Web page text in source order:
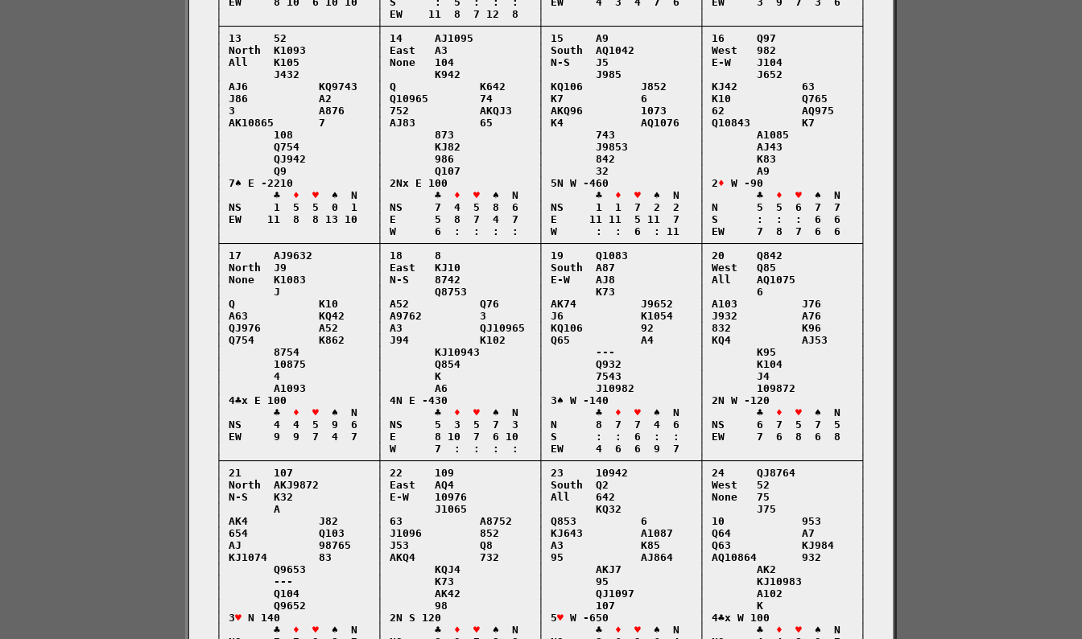
    │                        │ EW    11  8  7 12  8   │                        │                        │
    ├────────────────────────┼────────────────────────┼────────────────────────┼────────────────────────┤
    │ 13     52              │ 14     AJ1095          │ 15     A9              │ 16     Q97             │
    │ North  K1093           │ East   A3              │ South  AQ1042          │ West   982             │
    │ All    K105            │ None   104             │ N-S    J5              │ E-W    J104            │
    │        J432            │        K942            │        J985            │        J652            │
    │ AJ6           KQ9743   │ Q             K642     │ KQ106         J852     │ KJ42          63       │
    │ J86           A2       │ Q10965        74       │ K7            6        │ K10           Q765     │
    │ 3             A876     │ 752           AKQJ3    │ AKQ96         1073     │ 62            AQ975    │
    │ AK10865       7        │ AJ83          65       │ K4            AQ1076   │ Q10843        K7       │
    │        108             │        873             │        743             │        A1085           │
    │        Q754            │        KJ82            │        J9853           │        AJ43            │
    │        QJ942           │        986             │        842             │        K83             │
    │        Q9              │        Q107            │        32              │        A9              │
    │ 7♠ E -2210             │ 2Nx E 100              │ 5N W -460              │ 2
♦ W -90               │
    │        ♣
♦  ♥
  ♠  N   │        ♣
♦  ♥
  ♠  N   │        ♣
♦  ♥
  ♠  N   │        ♣
♦  ♥
  ♠  N   │
    │ NS     1  5  5  0  1   │ NS     7  4  5  8  6   │ NS     1  1  7  2  2   │ N      5  5  6  7  7   │
    │ EW    11  8  8 13 10   │ E      5  8  7  4  7   │ E     11 11  5 11  7   │ S      :  :  :  6  6   │
    │                        │ W      6  :  :  :  :   │ W      :  :  6  : 11   │ EW     7  8  7  6  6   │
    ├────────────────────────┼────────────────────────┼────────────────────────┼────────────────────────┤
    │ 17     AJ9632          │ 18     8               │ 19     Q1083           │ 20     Q842            │
    │ North  J9              │ East   KJ10            │ South  A87             │ West   Q85             │
    │ None   K1083           │ N-S    8742            │ E-W    AJ8             │ All    AQ1075          │
    │        J               │        Q8753           │        K73             │        6               │
    │ Q             K10      │ A52           Q76      │ AK74          J9652    │ A103          J76      │
    │ A63           KQ42     │ A9762         3        │ J6            K1054    │ J932          A76      │
    │ QJ976         A52      │ A3            QJ10965  │ KQ106         92       │ 832           K96      │
    │ Q754          K862     │ J94           K102     │ Q65           A4       │ KQ4           AJ53     │
    │        8754            │        KJ10943         │        ---             │        K95             │
    │        10875           │        Q854            │        Q932            │        K104            │
    │        4               │        K               │        7543            │        J4              │
    │        A1093           │        A6              │        J10982          │        109872          │
    │ 4♣x E 100              │ 4N E -430              │ 3♠ W -140              │ 2N W -120              │
    │        ♣
♦  ♥
  ♠  N   │        ♣
♦  ♥
  ♠  N   │        ♣
♦  ♥
  ♠  N   │        ♣
♦  ♥
  ♠  N   │
    │ NS     4  4  5  9  6   │ NS     5  3  5  7  3   │ N      8  7  7  4  6   │ NS     6  7  5  7  5   │
    │ EW     9  9  7  4  7   │ E      8 10  7  6 10   │ S      :  :  6  :  :   │ EW     7  6  8  6  8   │
    │                        │ W      7  :  :  :  :   │ EW     4  6  6  9  7   │                        │
    ├────────────────────────┼────────────────────────┼────────────────────────┼────────────────────────┤
    │ 21     107             │ 22     109             │ 23     10942           │ 24     QJ8764          │
    │ North  AKJ9872         │ East   AQ4             │ South  Q2              │ West   52              │
    │ N-S    K32             │ E-W    10976           │ All    642             │ None   75              │
    │        A               │        J1065           │        KQ32            │        J75             │
    │ AK4           J82      │ 63            A8752    │ Q853          6        │ 10            953      │
    │ 654           Q103     │ J1096         852      │ KJ643         A1087    │ Q64           A7       │
    │ AJ            98765    │ J53           Q8       │ A3            K85      │ Q63           KJ984    │
    │ KJ1074        83       │ AKQ4          732      │ 95            AJ864    │ AQ10864       932      │
    │        Q9653           │        KQJ4            │        AKJ7            │        AK2             │
    │        ---             │        K73             │        95              │        KJ10983         │
    │        Q104            │        AK42            │        QJ1097          │        A102            │
    │        Q9652           │        98              │        107             │        K               │
    │ 3
♥ N 140               │ 2N S 120               │ 5♥ W -650              │ 4♣x W 100              │
    │        ♣
♦  ♥
  ♠  N   │        ♣
♦  ♥
  ♠  N   │        ♣
♦  ♥
  ♠  N   │        ♣
♦  ♥
  ♠  N   │